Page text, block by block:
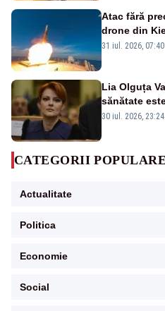
Atac fără
drone din
americană,
31 iul. 2026, 07:40
Lia Olguța
sănătate
guvernează
30 iul. 2026, 23:24
CATEGORII
Actualitate
Politica
Economie
Social